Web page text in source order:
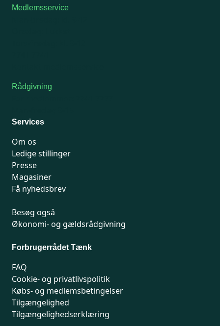
Medlemsservice
Rådgivning
Services
Om os
Ledige stillinger
Presse
Magasiner
Få nyhedsbrev
Besøg også
Økonomi- og gældsrådgivning
Forbrugerrådet Tænk
FAQ
Cookie- og privatlivspolitik
Købs- og medlemsbetingelser
Tilgængelighed
Tilgængelighedserklæring